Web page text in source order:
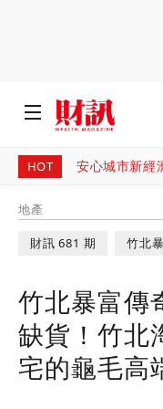
HOT 安心城市新經
地產
財訊 681 期 竹北
竹北暴富傳
缺貨！竹北
宅的龜毛高